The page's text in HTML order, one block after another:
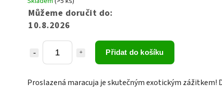
Můžeme doručit do:
10.8.2026
Přidat do košíku
Proslazená maracuja je skutečným exotickým zážitkem!